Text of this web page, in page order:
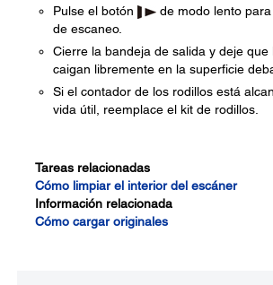
Pulse el botón
de modo lento
de escaneo.
Cierre la bandeja de salida y deje que
caigan libremente en la superficie
Si el contador de los rodillos está
vida útil, reemplace el kit de rodillos.
Tareas relacionadas
Cómo limpiar el interior del escáner
Información relacionada
Cómo cargar originales